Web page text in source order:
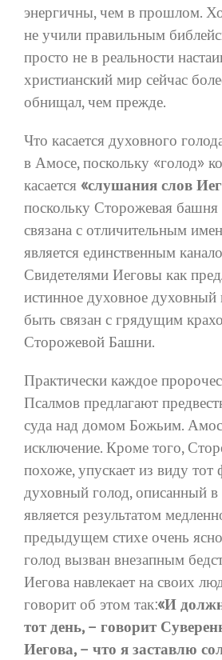
энергичны, чем в прошлом.
не учили правильным
просто не в реальности
христианский мир сейчас
обнищал, чем прежде.
Что касается духовного
в Амосе, поскольку «голод»
касается «слушания слов
поскольку Сторожевая башня
связана с отличительным
является единственным
Свидетелями Иеговы как
истинное духовное духовный
быть связан с грядущим
Сторожевой Башни.
Практически каждое
Псалмов предлагают
суда над домом Божьим.
исключение. Кроме того,
похоже, упускает из виду тот
духовный голод, описанный
является результатом
предыдущем стихе очень ясно
голод вызван внезапным
Иегова навлекает на своих
говорит об этом так:«И
тот день, – говорит
Иегова, – что я заставлю